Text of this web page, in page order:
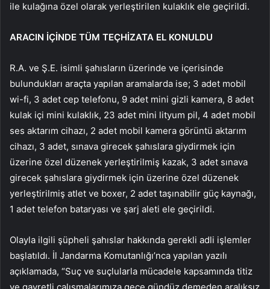
ile kulağına özel olarak yerleştirilen kulaklık ele geçirildi.
ARACIN İÇİNDE TÜM TEÇHİZATA EL KONULDU
R.A. ve Ş.E. isimli şahısların üzerinde ve içerisinde
bulundukları araçta yapılan aramalarda ise; 3 adet mobil
wi-fi, 3 adet cep telefonu, 9 adet mini gizli kamera, 8 adet
kulak içi mini kulaklık, 23 adet mini lityum pil, 4 adet mobil
ses aktarım cihazı, 2 adet mobil kamera görüntü aktarım
cihazı, 3 adet, sınava girecek şahıslara giydirmek için
üzerine özel düzenek yerleştirilmiş kazak, 3 adet sınava
girecek şahıslara giydirmek için üzerine özel düzenek
yerleştirilmiş atlet ve boxer, 2 adet taşınabilir güç kaynağı,
1 adet telefon bataryası ve şarj aleti ele geçirildi.
Olayla ilgili şüpheli şahıslar hakkında gerekli adli işlemler
başlatıldı. İl Jandarma Komutanlığı’nca yapılan yazılı
açıklamada, “Suç ve suçlularla mücadele kapsamında titiz